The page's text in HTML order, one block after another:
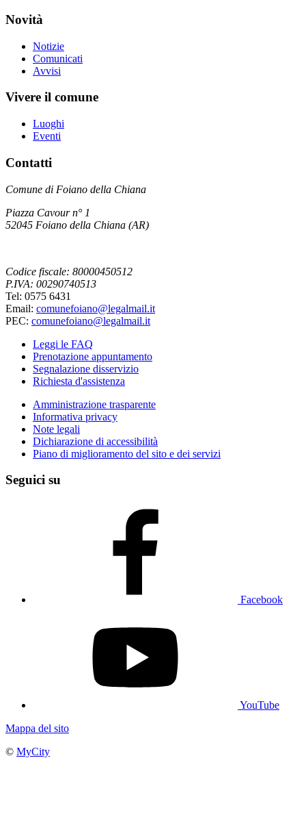
Novità
Notizie
Comunicati
Avvisi
Vivere il comune
Luoghi
Eventi
Contatti
Comune di Foiano della Chiana
Piazza Cavour n° 1
52045 Foiano della Chiana (AR)
Codice fiscale: 80000450512
P.IVA: 00290740513
Tel: 0575 6431
Email: comunefoiano@legalmail.it
PEC: comunefoiano@legalmail.it
Leggi le FAQ
Prenotazione appuntamento
Segnalazione disservizio
Richiesta d'assistenza
Amministrazione trasparente
Informativa privacy
Note legali
Dichiarazione di accessibilità
Piano di miglioramento del sito e dei servizi
Seguici su
Facebook
YouTube
Mappa del sito
© MyCity